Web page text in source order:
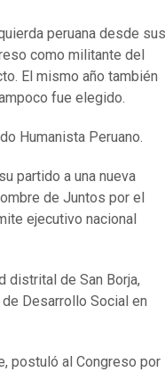
peruana desde sus
como militante del
El mismo año también
fue elegido.
Humanista Peruano.
partido a una nueva
de Juntos por el
ejecutivo nacional
distrital de San Borja,
Desarrollo Social en
postuló al Congreso por